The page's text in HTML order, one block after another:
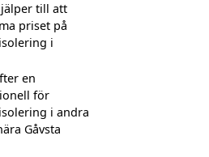
till att
priset på
i
en
för
i andra
Gåvsta